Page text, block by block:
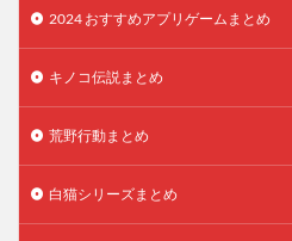
2024 おすすめアプリゲームまとめ
キノコ伝説まとめ
荒野行動まとめ
白猫シリーズまとめ